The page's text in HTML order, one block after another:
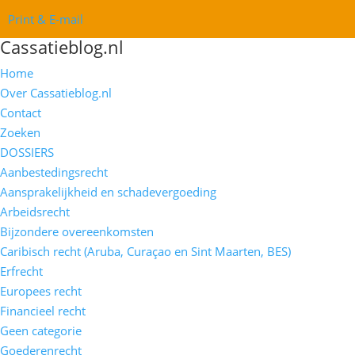
Print & E-mail
Cassatieblog.nl
Home
Over Cassatieblog.nl
Contact
Zoeken
DOSSIERS
Aanbestedingsrecht
Aansprakelijkheid en schadevergoeding
Arbeidsrecht
Bijzondere overeenkomsten
Caribisch recht (Aruba, Curaçao en Sint Maarten, BES)
Erfrecht
Europees recht
Financieel recht
Geen categorie
Goederenrecht